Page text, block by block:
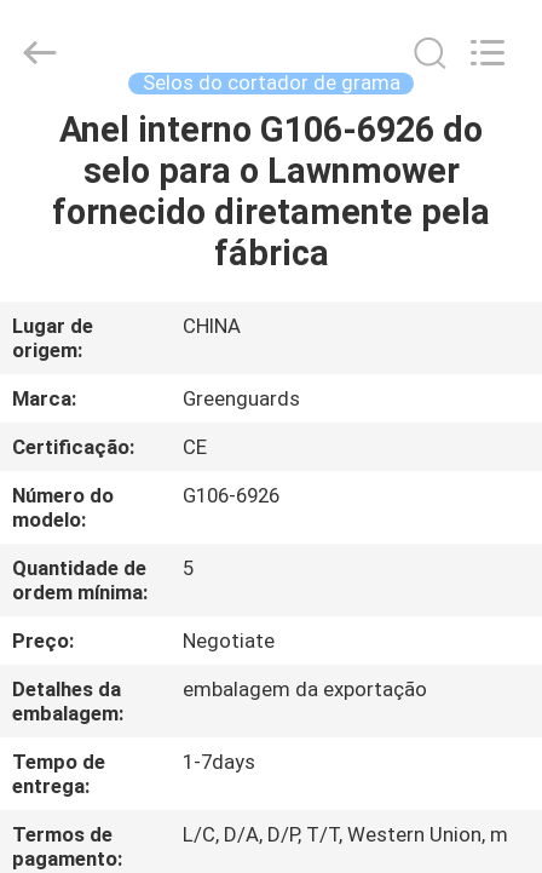
CASA
PRODUTOS
NÓS
EXCURSÃO
DA
FÁBRICA
CONTROLE
DA
QUALIDADE
CONTACTE-
NOS
NOTÍCIA
Hesheng
Long
Selos do cortador de grama
Anel interno G106-6926 do
selo para o Lawnmower
fornecido diretamente pela
fábrica
Lugar de
origem:
CHINA
Marca:
Greenguards
Certificação:
CE
Número do
modelo:
G106-6926
Quantidade de
ordem mínima:
5
Preço:
Negotiate
Detalhes da
embalagem:
embalagem da exportação
Tempo de
entrega:
1-7days
Termos de
pagamento:
L/C, D/A, D/P, T/T, Western Union, m